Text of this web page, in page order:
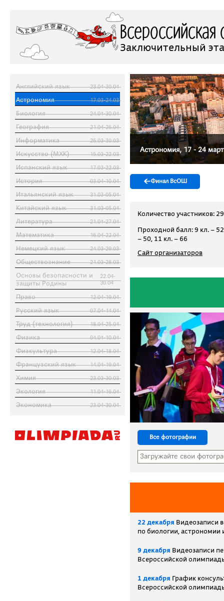
Заключительный
Английский язык 23.04-30.04
Астрономия 17.03-24.03
Биология 24.04-30.04
География 21.04-26.04
Информатика 25.03-30.03
Искусство (МХК) 15.03-22.03
Испанский язык 17.03-22.03
История 03.04-10.04
Итальянский язык 31.03-05.04
Китайский язык 31.03-05.04
Литература 21.04-27.04
Математика 16.04-22.04
Немецкий язык 24.03-29.03
Обществознание 21.03-28.03
Основы безопасности и
защиты Родины
22.04-
30.04
Право 12.04-19.04
Русский язык 07.04-14.04
Труд (технология) 18.04-25.04
Физика 04.04-10.04
Физкультура 12.04-18.04
Французский язык 14.04-19.04
Химия 23.03-30.03
Экология 11.04-16.04
Экономика 23.04-30.04
Астрономия, 17 - 24
←Финал ВсОШ
Количество участников:
Проходной балл: 9 кл. –
– 50, 11 кл. – 66
Сайт организаторов
Все фотографии
Загружайте свои
22 декабря Видеозаписи
по биологии, астрономии
9 декабря Видеозаписи
Всероссийской
1 декабря График
Всероссийской